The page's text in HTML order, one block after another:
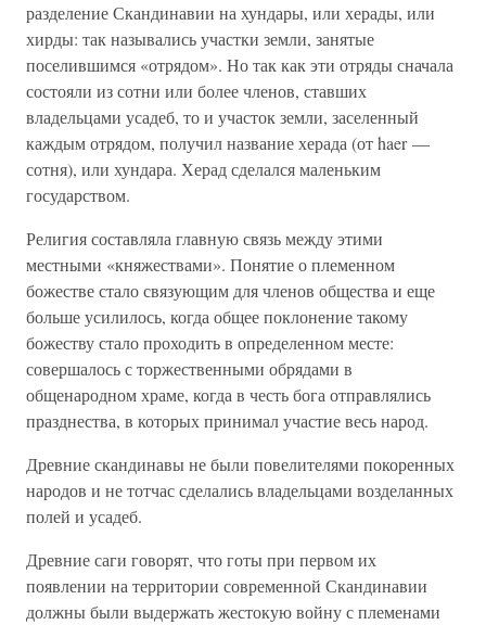
разделение Скандинавии на хундары, или херады, или
хирды: так назывались участки земли, занятые
поселившимся «отрядом». Но так как эти отряды сначала
состояли из сотни или более членов, ставших
владельцами усадеб, то и участок земли, заселенный
каждым отрядом, получил название херада (от haer —
сотня), или хундара. Херад сделался маленьким
государством.
Религия составляла главную связь между этими
местными «княжествами». Понятие о племенном
божестве стало связующим для членов общества и еще
больше усилилось, когда общее поклонение такому
божеству стало проходить в определенном месте:
совершалось с торжественными обрядами в
общенародном храме, когда в честь бога отправлялись
празднества, в которых принимал участие весь народ.
Древние скандинавы не были повелителями покоренных
народов и не тотчас сделались владельцами возделанных
полей и усадеб.
Древние саги говорят, что готы при первом их
появлении на территории современной Скандинавии
должны были выдержать жестокую войну с племенами